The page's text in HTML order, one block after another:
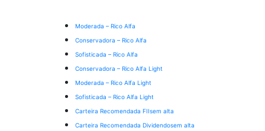
Moderada – Rico Alfa
Conservadora – Rico Alfa
Sofisticada – Rico Alfa
Conservadora – Rico Alfa Light
Moderada – Rico Alfa Light
Sofisticada – Rico Alfa Light
Carteira Recomendada FIIsem alta
Carteira Recomendada Dividendosem alta